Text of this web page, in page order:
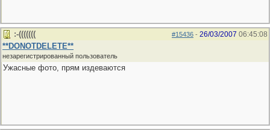
#15436 - 26/03/2007 06:45:08
:-(((((((
**DONOTDELETE**
незарегистрированный пользователь
Ужасные фото, прям издеваются